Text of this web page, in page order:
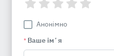
Анонімно
* Ваше імʼя